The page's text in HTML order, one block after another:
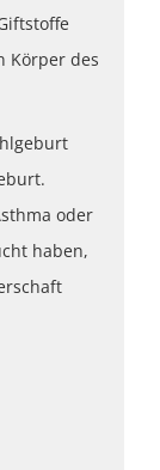
Körper des
oder
haben,